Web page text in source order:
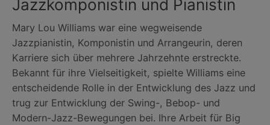
Jazzkomponistin und Pianistin
Mary Lou Williams war eine wegweisende
Jazzpianistin, Komponistin und Arrangeurin, deren
Karriere sich über mehrere Jahrzehnte erstreckte.
Bekannt für ihre Vielseitigkeit, spielte Williams eine
entscheidende Rolle in der Entwicklung des Jazz und
trug zur Entwicklung der Swing-, Bebop- und
Modern-Jazz-Bewegungen bei. Ihre Arbeit für Big